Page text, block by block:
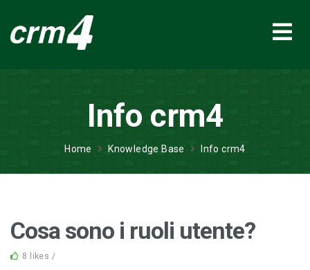
Info crm4
Home Knowledge Base Info crm4
Cosa sono i ruoli utente?
8 likes /